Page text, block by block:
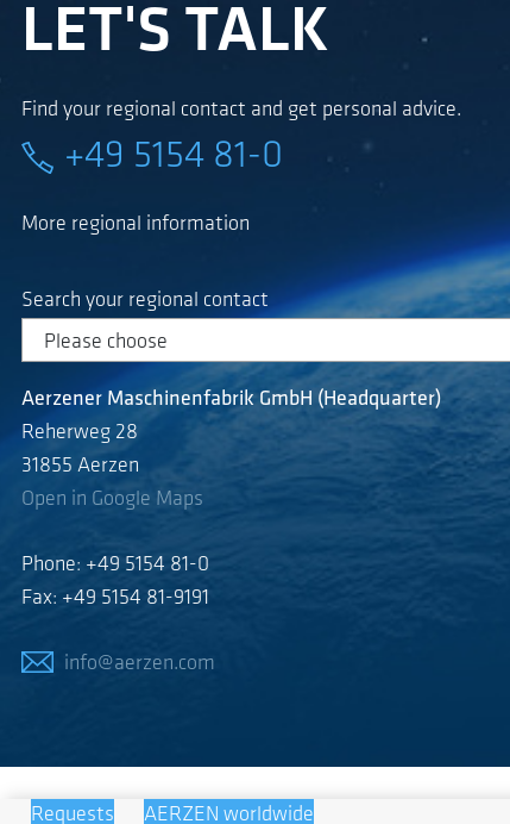
LET'S TALK
Find your regional contact and get personal advice.
+49 5154 81-0
More regional information
Search your regional contact
Aerzener Maschinenfabrik GmbH (Headquarter)
Reherweg 28
31855 Aerzen
Open in Google Maps
Phone: +49 5154 81-0
Fax: +49 5154 81-9191
info@aerzen.com
Requests AERZEN worldwide